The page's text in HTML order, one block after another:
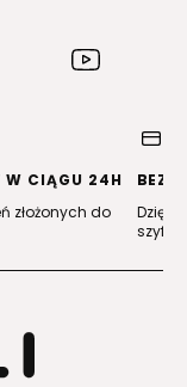
(Otwiera
nowej
karcie)
W CIĄGU 24H
złożonych do
Dzięki